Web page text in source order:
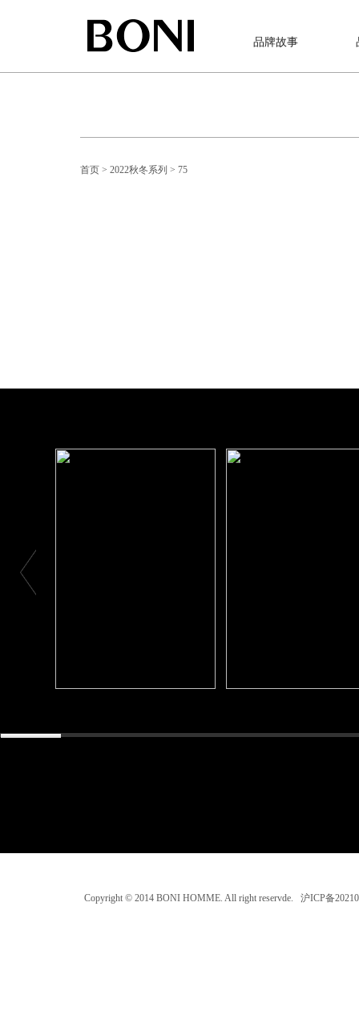
品牌故事
首页 > 2022秋冬系列 > 75
Copyright © 2014 BONI HOMME. All right reservde. 沪ICP备